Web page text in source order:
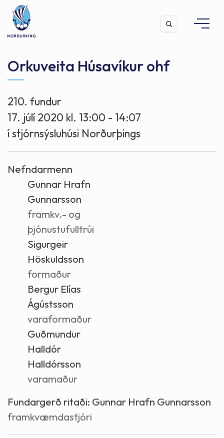
Leita
Orkuveita Húsavíkur ohf
210. fundur
17. júlí 2020 kl. 13:00 - 14:07
í stjórnsýsluhúsi Norðurþings
Nefndarmenn
Gunnar Hrafn
Gunnarsson
framkv.- og
þjónustufulltrúi
Sigurgeir
Höskuldsson
formaður
Bergur Elías
Ágústsson
varaformaður
Guðmundur
Halldór
Halldórsson
varamaður
Fundargerð ritaði: Gunnar Hrafn Gunnarsson
framkvæmdastjóri